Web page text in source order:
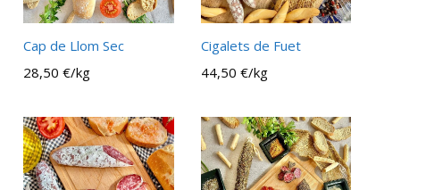
Cap de Llom Sec
28,50 €/kg
Cigalets de Fuet
44,50 €/kg